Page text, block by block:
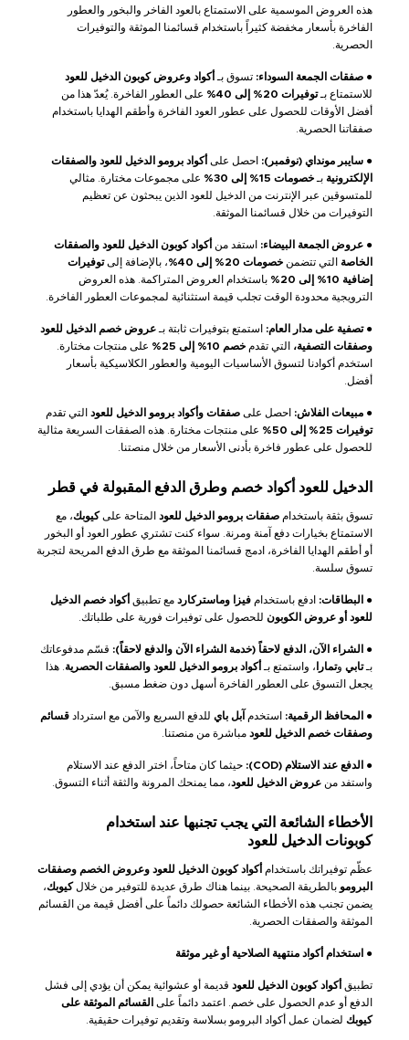
هذه العروض الموسمية على الاستمتاع بالعود الفاخر والبخور والعطور
الفاخرة بأسعار مخفضة كثيراً باستخدام قسائمنا الموثقة والتوفيرات
الحصرية.
● صفقات الجمعة السوداء: تسوق بـ
أكواد وعروض كوبون الدخيل للعود
للاستمتاع بـتوفيرات 20% إلى 40%
على العطور الفاخرة. يُعدّ هذا من
أفضل الأوقات للحصول على عطور العود الفاخرة وأطقم الهدايا باستخدام
صفقاتنا الحصرية.
● سايبر مونداي (نوفمبر): احصل على أكواد برومو الدخيل للعود والصفقات
الإلكترونية بـ خصومات 15% إلى 30%
على مجموعات مختارة. مثالي
للمتسوقين عبر الإنترنت من الدخيل للعود الذين يبحثون عن تعظيم
التوفيرات من خلال قسائمنا الموثقة.
● عروض الجمعة البيضاء: استفد من أكواد كوبون الدخيل للعود والصفقات
الخاصة التي تتضمن خصومات 20% إلى 40% ، بالإضافة إلىتوفيرات
إضافية 10% إلى 20%
باستخدام العروض المتراكمة. هذه العروض
الترويجية محدودة الوقت تجلب قيمة استثنائية لمجموعات العطور الفاخرة.
●تصفية على مدار العام: استمتع بتوفيرات ثابتة بـ عروض خصم الدخيل للعود
وصفقات التصفية، التي تقدم خصم 10% إلى 25%
على منتجات مختارة.
استخدم أكوادنا لتسوق الأساسيات اليومية والعطور الكلاسيكية بأسعار
أفضل.
● مبيعات الفلاش: احصل على صفقات وأكواد برومو الدخيل للعود التي تقدم
توفيرات 25% إلى 50%
على منتجات مختارة. هذه الصفقات السريعة مثالية
للحصول على عطور فاخرة بأدنى الأسعار من خلال منصتنا.
الدخيل للعود أكواد خصم وطرق الدفع المقبولة في قطر
تسوق بثقة باستخدام صفقات برومو الدخيل للعود المتاحة علىكيوبك، مع
الاستمتاع بخيارات دفع آمنة ومرنة. سواء كنت تشتري عطور العود أو البخور
أو أطقم الهدايا الفاخرة، ادمج قسائمنا الموثقة مع طرق الدفع المريحة لتجربة
تسوق سلسة.
● البطاقات: ادفع باستخدام فيزا وماستركارد مع تطبيق أكواد خصم الدخيل
للعود أو عروض الكوبون للحصول على توفيرات فورية على طلباتك.
● الشراء الآن، الدفع لاحقاً (خدمة الشراء الآن والدفع لاحقاً): قسّم مدفوعاتك
بـتابي وتمارا ، واستمتع بـ أكواد برومو الدخيل للعود والصفقات الحصرية . هذا
يجعل التسوق على العطور الفاخرة أسهل دون ضغط مسبق.
● المحافظ الرقمية: استخدم آبل باي للدفع السريع والآمن مع استرداد قسائم
وصفقات خصم الدخيل للعود مباشرة من منصتنا.
● الدفع عند الاستلام (COD):
حيثما كان متاحاً، اختر الدفع عند الاستلام
واستفد من عروض الدخيل للعود، مما يمنحك المرونة والثقة أثناء التسوق.
الأخطاء الشائعة التي يجب تجنبها عند استخدام
كوبونات الدخيل للعود
عظّم توفيراتك باستخدام أكواد كوبون الدخيل للعود وعروض الخصم وصفقات
البرومو بالطريقة الصحيحة. بينما هناك طرق عديدة للتوفير من خلالكيوبك،
يضمن تجنب هذه الأخطاء الشائعة حصولك دائماً على أفضل قيمة من القسائم
الموثقة والصفقات الحصرية.
● استخدام أكواد منتهية الصلاحية أو غير موثقة
تطبيق أكواد كوبون الدخيل للعود قديمة أو عشوائية يمكن أن يؤدي إلى فشل
الدفع أو عدم الحصول على خصم. اعتمد دائماً على القسائم الموثقة على
كيوبك لضمان عمل أكواد البرومو بسلاسة وتقديم توفيرات حقيقية.